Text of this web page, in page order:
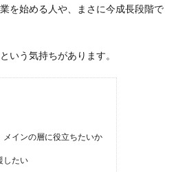
を始める人や、まさに今成長段階で
いう気持ちがあります。
メインの層に役立ちたいか
したい